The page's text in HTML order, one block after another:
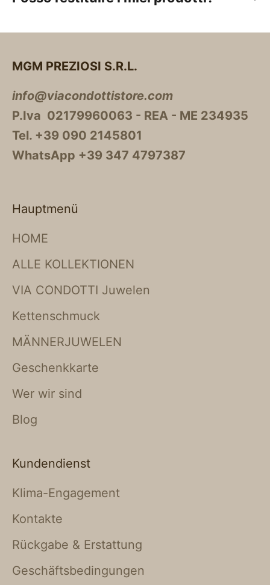
MGM PREZIOSI S.R.L.
info@viacondottistore.com
P.Iva 02179960063 - REA - ME 234935
Tel. +39 090 2145801
WhatsApp +39 347 4797387
Hauptmenü
HOME
ALLE KOLLEKTIONEN
VIA CONDOTTI Juwelen
Kettenschmuck
MÄNNERJUWELEN
Geschenkkarte
Wer wir sind
Blog
Kundendienst
Klima-Engagement
Kontakte
Rückgabe & Erstattung
Geschäftsbedingungen